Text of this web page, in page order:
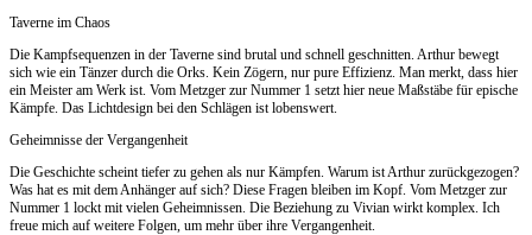
Taverne im Chaos
Die Kampfsequenzen in der Taverne sind brutal und schnell geschnitten. Arthur bewegt
sich wie ein Tänzer durch die Orks. Kein Zögern, nur pure Effizienz. Man merkt, dass hier
ein Meister am Werk ist. Vom Metzger zur Nummer 1 setzt hier neue Maßstäbe für epische
Kämpfe. Das Lichtdesign bei den Schlägen ist lobenswert.
Geheimnisse der Vergangenheit
Die Geschichte scheint tiefer zu gehen als nur Kämpfen. Warum ist Arthur zurückgezogen?
Was hat es mit dem Anhänger auf sich? Diese Fragen bleiben im Kopf. Vom Metzger zur
Nummer 1 lockt mit vielen Geheimnissen. Die Beziehung zu Vivian wirkt komplex. Ich
freue mich auf weitere Folgen, um mehr über ihre Vergangenheit.